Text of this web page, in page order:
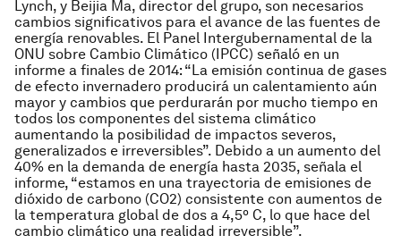
Lynch, y Beijia Ma, director del grupo, son necesarios
cambios significativos para el avance de las fuentes de
energía renovables. El Panel Intergubernamental de la
ONU sobre Cambio Climático (IPCC) señaló en un
informe a finales de 2014: “La emisión continua de gases
de efecto invernadero producirá un calentamiento aún
mayor y cambios que perdurarán por mucho tiempo en
todos los componentes del sistema climático
aumentando la posibilidad de impactos severos,
generalizados e irreversibles”. Debido a un aumento del
40% en la demanda de energía hasta 2035, señala el
informe, “estamos en una trayectoria de emisiones de
dióxido de carbono (CO2) consistente con aumentos de
la temperatura global de dos a 4,5º C, lo que hace del
cambio climático una realidad irreversible”.